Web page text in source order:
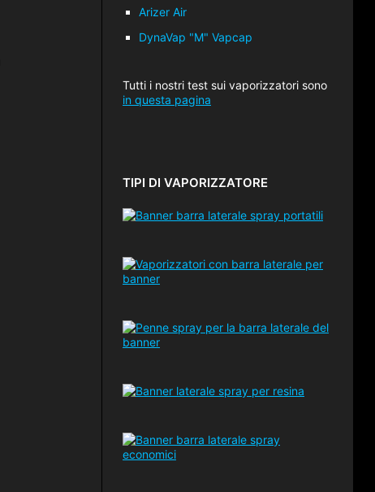
Arizer Air
DynaVap "M" Vapcap
Tutti i nostri test sui vaporizzatori sono
in questa pagina
TIPI DI VAPORIZZATORE